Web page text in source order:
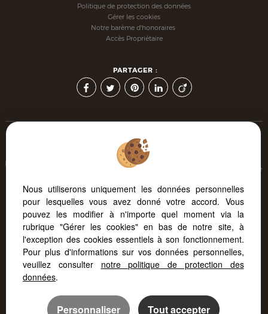
Politique de protection des données
Gérer les cookies
Notre barème d'honoraires
Accès Propriétaire
PARTAGER :
Afin de vous offrir un confort de lecture permanent, depuis
votre PC, votre tablette ou votre smartphone, notre site s'adapte
Logiciel immobilier
Création site immobilier
Référencement immobilier
Nous utiliserons uniquement les données personnelles
pour lesquelles vous avez donné votre accord. Vous
pouvez les modifier à n'importe quel moment via la
rubrique "Gérer les cookies" en bas de notre site, à
l'exception des cookies essentiels à son fonctionnement.
Pour plus d'informations sur vos données personnelles,
veuillez consulter notre politique de protection des
données.
Personnaliser Tout accepter